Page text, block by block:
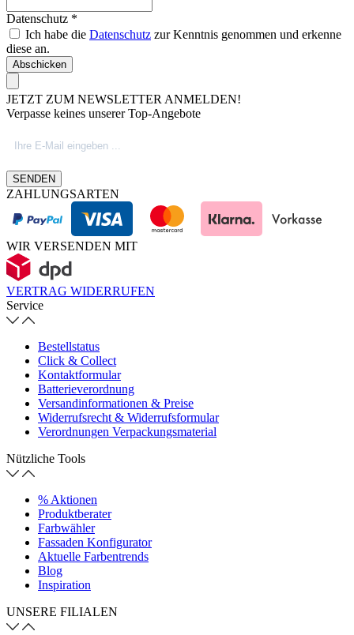
Datenschutz *
Ich habe die Datenschutz zur Kenntnis genommen und erkenne
diese an.
Abschicken
JETZT ZUM NEWSLETTER ANMELDEN!
Verpasse keines unserer Top-Angebote
SENDEN
ZAHLUNGSARTEN
WIR VERSENDEN MIT
VERTRAG WIDERRUFEN
Service
Bestellstatus
Click & Collect
Kontaktformular
Batterieverordnung
Versandinformationen & Preise
Widerrufsrecht & Widerrufsformular
Verordnungen Verpackungsmaterial
Nützliche Tools
% Aktionen
Produktberater
Farbwähler
Fassaden Konfigurator
Aktuelle Farbentrends
Blog
Inspiration
UNSERE FILIALEN